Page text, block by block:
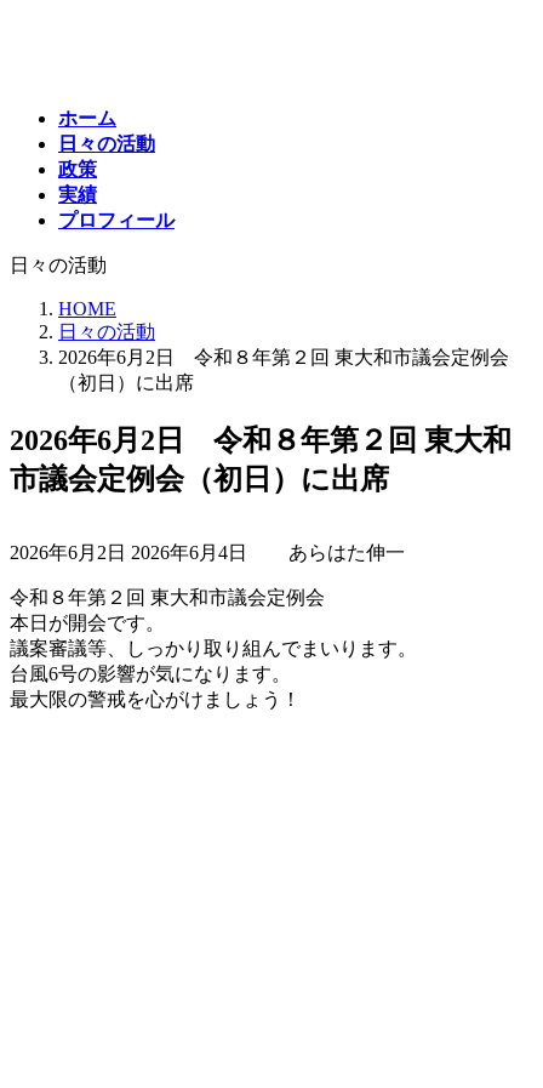
ホーム
日々の活動
政策
実績
プロフィール
日々の活動
HOME
日々の活動
2026年6月2日 令和８年第２回 東大和市議会定例会
（初日）に出席
2026年6月2日 令和８年第２回 東大和
市議会定例会（初日）に出席
2026年6月2日 終
更
新
日
時
:
2026年6月4日 あらはた伸一
令和８年第２回 東大和市議会定例会
本日が開会です。
議案審議等、しっかり取り組んでまいります。
台風6号の影響が気になります。
最大限の警戒を心がけましょう！